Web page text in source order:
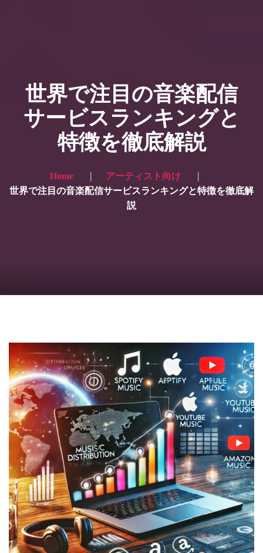
プランと価格
ショップ
ブログ
サービス一覧2
世界で注目の音楽配信
サービスランキングと
特徴を徹底解説
Home
アーティスト向け
世界で注目の音楽配信サービスランキングと特徴を徹底解
説